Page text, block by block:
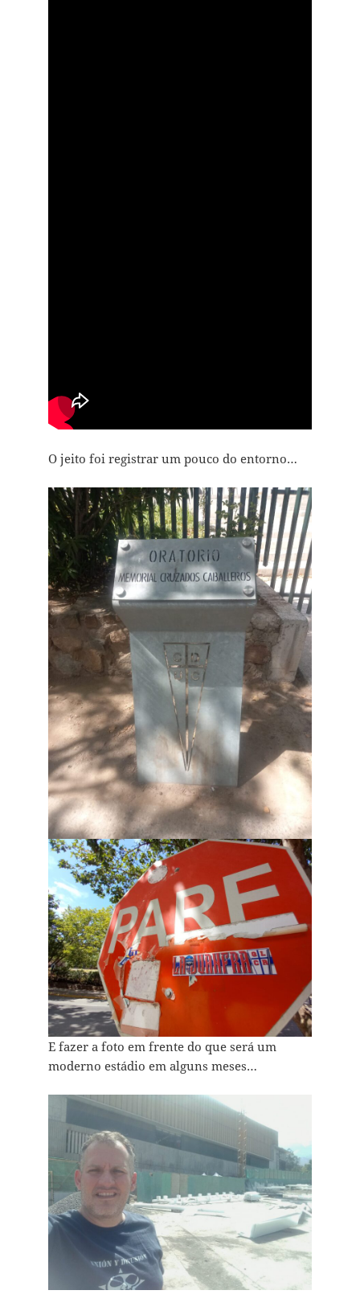
O jeito foi registrar um pouco do entorno…
E fazer a foto em frente do que será um
moderno estádio em alguns meses…